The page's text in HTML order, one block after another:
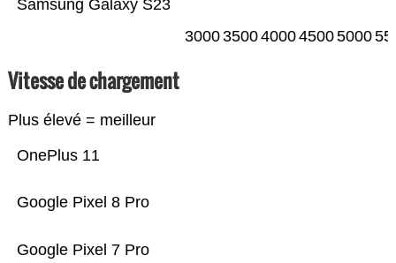
Samsung Galaxy S23
30003500400045005000
Vitesse de chargement
Plus élevé = meilleur
Google Pixel 7 Pro
Google Pixel 8 Pro
OnePlus 11